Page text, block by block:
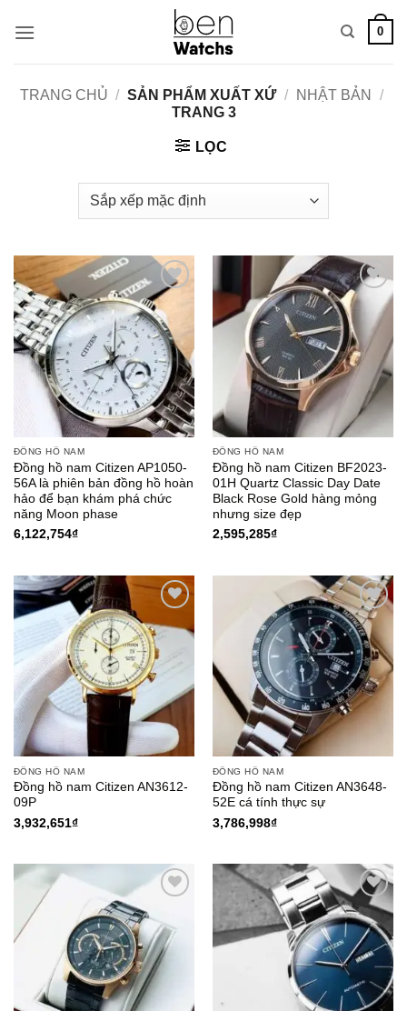
qua
nội
dung
0
TRANG CHỦ / SẢN PHẨM XUẤT XỨ / NHẬT BẢN
/
TRANG 3
LỌC
Add to
Wishlist
ĐỒNG HỒ NAM
Đồng hồ nam Citizen AP1050-
56A là phiên bản đồng hồ hoàn
hảo để bạn khám phá chức
năng Moon phase
6,122,754₫
Add to
Wishlist
ĐỒNG HỒ NAM
Đồng hồ nam Citizen BF2023-
01H Quartz Classic Day Date
Black Rose Gold hàng mỏng
nhưng size đẹp
2,595,285₫
Add to
Wishlist
ĐỒNG HỒ NAM
Đồng hồ nam Citizen AN3612-
09P
3,932,651₫
Add to
Wishlist
ĐỒNG HỒ NAM
Đồng hồ nam Citizen AN3648-
52E cá tính thực sự
3,786,998₫
Wishlist
Add to
Wishlist